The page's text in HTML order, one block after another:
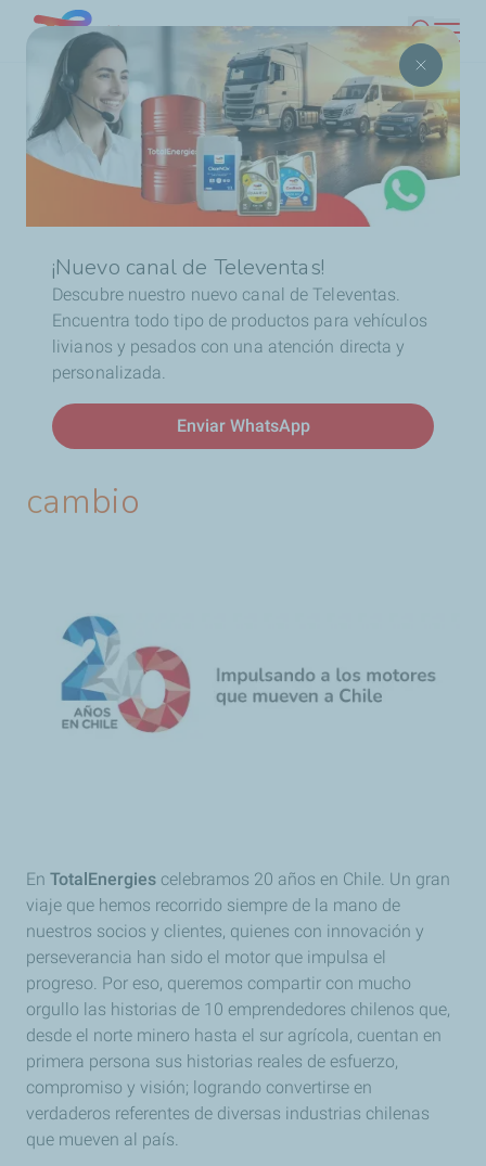
Pasar
al
contenido
principal
¡Nuevo canal de Televentas!
Descubre nuestro nuevo canal de Televentas.
Encuentra todo tipo de productos para vehículos
livianos y pesados con una atención directa y
personalizada.
Enviar WhatsApp
Chile
Buscar
Ruta
de
navegación
Inicio Noticias Lubriexpertos, Motores de cambio
Conoce a nuestros
Lubriexpertos; los
verdaderos motores de
cambio
En TotalEnergies celebramos 20 años en Chile. Un gran
viaje que hemos recorrido siempre de la mano de
nuestros socios y clientes, quienes con innovación y
perseverancia han sido el motor que impulsa el
progreso. Por eso, queremos compartir con mucho
orgullo las historias de 10 emprendedores chilenos que,
desde el norte minero hasta el sur agrícola, cuentan en
primera persona sus historias reales de esfuerzo,
compromiso y visión; logrando convertirse en
verdaderos referentes de diversas industrias chilenas
que mueven al país.